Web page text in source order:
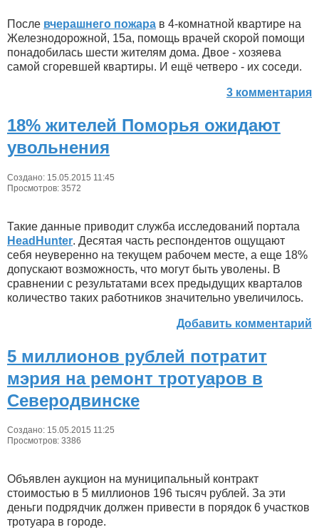
После вчерашнего пожара в 4-комнатной квартире на
Железнодорожной, 15а, помощь врачей скорой помощи
понадобилась шести жителям дома. Двое - хозяева
самой сгоревшей квартиры. И ещё четверо - их соседи.
3 комментария
18% жителей Поморья ожидают
увольнения
Создано: 15.05.2015 11:45
Просмотров: 3572
Такие данные приводит служба исследований портала
HeadHunter. Десятая часть респондентов ощущают
себя неуверенно на текущем рабочем месте, а еще 18%
допускают возможность, что могут быть уволены. В
сравнении с результатами всех предыдущих кварталов
количество таких работников значительно увеличилось.
Добавить комментарий
5 миллионов рублей потратит
мэрия на ремонт тротуаров в
Северодвинске
Создано: 15.05.2015 11:25
Просмотров: 3386
Объявлен аукцион на муниципальный контракт
стоимостью в 5 миллионов 196 тысяч рублей. За эти
деньги подрядчик должен привести в порядок 6 участков
тротуара в городе.